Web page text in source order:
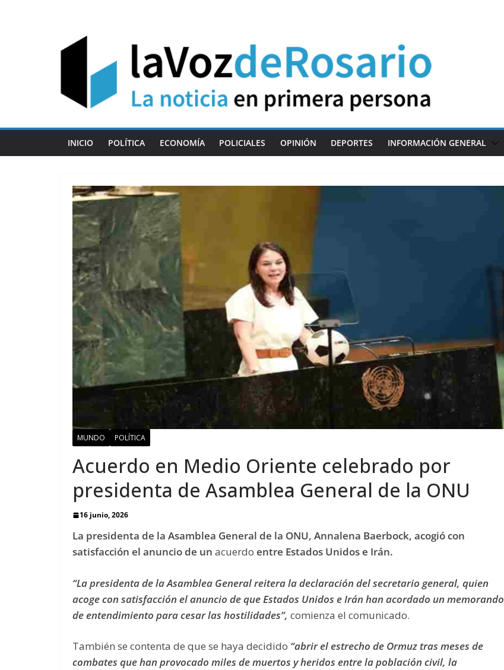
INICIO POLÍTICA ECONOMÍA POLICIALES OPINIÓN DEPORTES INFORMACIÓN GENERAL
MUNDO POLÍTICA
Acuerdo en Medio Oriente celebrado por
presidenta de Asamblea General de la ONU
16 junio, 2026
La presidenta de la Asamblea General de la ONU, Annalena Baerbock, acogió con
satisfacción el anuncio de un acuerdo entre Estados Unidos e Irán.
“La presidenta de la Asamblea General reitera la declaración del secretario general, quien
acoge con satisfacción el anuncio de que Estados Unidos e Irán han acordado un memorando
de entendimiento para cesar las hostilidades”, comienza el comunicado.
También se contenta de que se haya decidido “abrir el estrecho de Ormuz tras meses de
combates que han provocado miles de muertos y heridos entre la población civil, la